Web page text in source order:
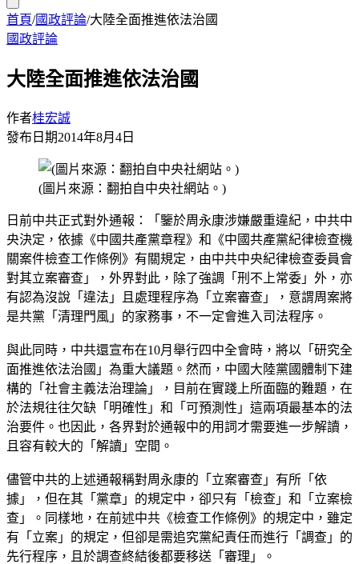
首頁/國政評論/大陸全面推進依法治國
國政評論
大陸全面推進依法治國
作者桂宏誠
發布日期2014年8月4日
(圖片來源：翻拍自中央社網站。)
日前中共正式對外通報：「鑒於周永康涉嫌嚴重違紀，中共中
央決定，依據《中國共產黨章程》和《中國共產黨紀律檢查機
關案件檢查工作條例》有關規定，由中共中央紀律檢查委員會
對其立案審查」，外界對此，除了強調「刑不上常委」外，亦
有認為沒說「違法」且處理程序為「立案審查」，意謂周案將
是共黨「清理門風」的家務事，不一定會進入司法程序。
與此同時，中共還宣布在10月舉行四中全會時，將以「研究全
面推進依法治國」為重大議題。然而，中國大陸黨國體制下建
構的「社會主義法治理論」，目前在實踐上所面臨的難題，在
於法規往往欠缺「明確性」和「可預測性」這兩項最基本的法
治要件。也因此，各界對於通報中的用詞才需要進一步解讀，
且容有較大的「解讀」空間。
儘管中共的上述通報稱對周永康的「立案審查」有所「依
據」，但在其「黨章」的規定中，卻只有「檢查」和「立案檢
查」。同樣地，在前述中共《檢查工作條例》的規定中，雖定
有「立案」的規定，但卻是需追究黨紀責任而進行「調查」的
先行程序，且於調查終結後都要移送「審理」。